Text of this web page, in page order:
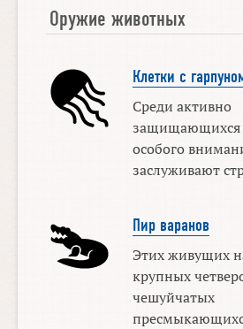
Оружие животных
Клетки с
Среди активно
защищающихся
особого
заслуживают
Пир варанов
Этих живущих
крупных
чешуйчатых